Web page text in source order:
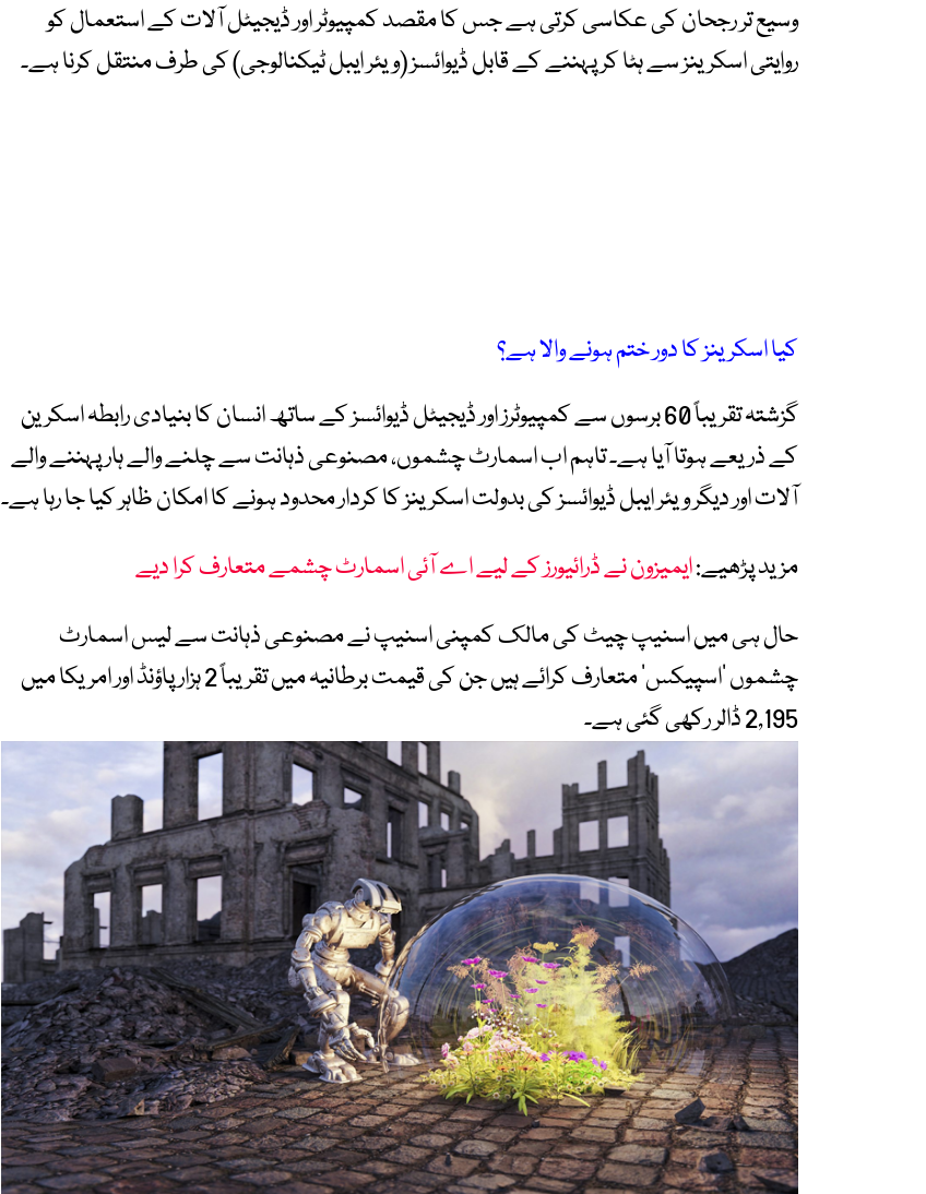
وسیع تر رجحان کی عکاسی کرتی ہے جس کا مقصد کمپیوٹر اور ڈیجیٹل آلات کے استعمال کو
روایتی اسکرینز سے ہٹا کر پہننے کے قابل ڈیوائسز (ویئر ایبل ٹیکنالوجی) کی طرف منتقل کرنا ہے۔
کیا اسکرینز کا دور ختم ہونے والا ہے؟
گزشتہ تقریباً 60 برسوں سے کمپیوٹرز اور ڈیجیٹل ڈیوائسز کے ساتھ انسان کا بنیادی رابطہ اسکرین
کے ذریعے ہوتا آیا ہے۔ تاہم اب اسمارٹ چشموں، مصنوعی ذہانت سے چلنے والے ہار پہننے والے
آلات اور دیگر ویئر ایبل ڈیوائسز کی بدولت اسکرینز کا کردار محدود ہونے کا امکان ظاہر کیا جا رہا ہے۔
مزید پڑھیے:ایمیزون نے ڈرائیورز کے لیے اے آئی اسمارٹ چشمے متعارف کرا دیے
حال ہی میں اسنیپ چیٹ کی مالک کمپنی اسنیپ نے مصنوعی ذہانت سے لیس اسمارٹ
چشموں ’اسپیکس‘ متعارف کرائے ہیں جن کی قیمت برطانیہ میں تقریباً 2 ہزار پاؤنڈ اور امریکا میں
2,195 ڈالر رکھی گئی ہے۔